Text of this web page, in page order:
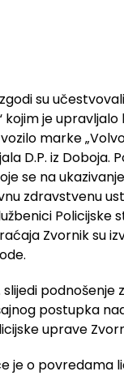
su
kojim je upravljalo
marke
D.P. iz Doboja.
se na
zdravstvenu
Policijske
Zvornik su
slijedi podnošenje
postupka
uprave
je o povredama